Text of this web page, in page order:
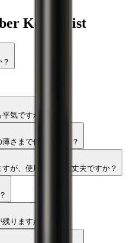
Keep Mist
気ですか？
さまで使えますか？
が、使用しても大丈夫ですか？
りますか？